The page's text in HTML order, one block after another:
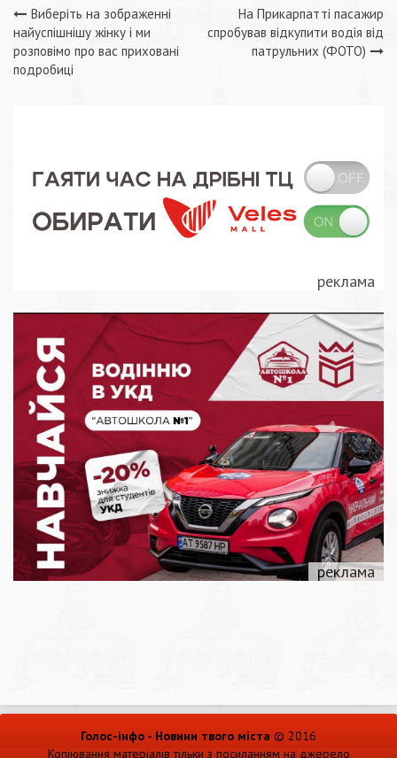
Навігація
записів
Виберіть на зображенні
найуспішнішу жінку і ми
розповімо про вас приховані
подробиці
На Прикарпатті пасажир
спробував відкупити водія від
патрульних (ФОТО)
Голос-інфо - Новини твого міста © 2016
Копіювання матеріалів тільки з посиланням на джерело